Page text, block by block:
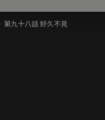
第九十八話 好久不見